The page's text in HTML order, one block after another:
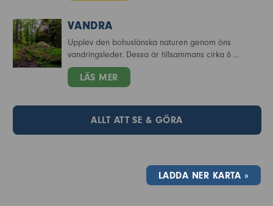
VANDRA
Upplev den bohuslänska naturen genom öns
vandringsleder. Dessa är tillsammans cirka 6 ...
LÄS MER
ALLT ATT SE & GÖRA
LADDA NER KARTA